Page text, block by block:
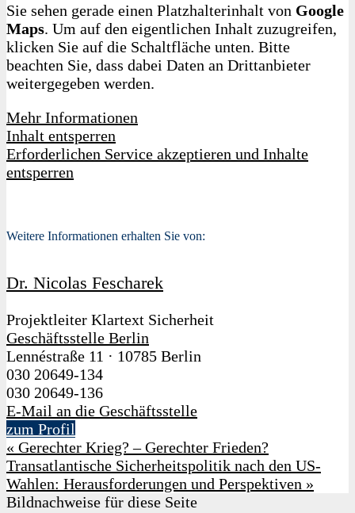
Sie sehen gerade einen Platzhalterinhalt von Google
Maps. Um auf den eigentlichen Inhalt zuzugreifen,
klicken Sie auf die Schaltfläche unten. Bitte
beachten Sie, dass dabei Daten an Drittanbieter
weitergegeben werden.
Mehr Informationen
Inhalt entsperren
Erforderlichen Service akzeptieren und Inhalte
entsperren
Weitere Informationen erhalten Sie von:
Dr. Nicolas Fescharek
Projektleiter Klartext Sicherheit
Geschäftsstelle Berlin
Lennéstraße 11 · 10785 Berlin
030 20649-134
030 20649-136
E-Mail an die Geschäftsstelle
zum Profil
« Gerechter Krieg? – Gerechter Frieden?
Transatlantische Sicherheitspolitik nach den US-
Wahlen: Herausforderungen und Perspektiven »
Bildnachweise für diese Seite